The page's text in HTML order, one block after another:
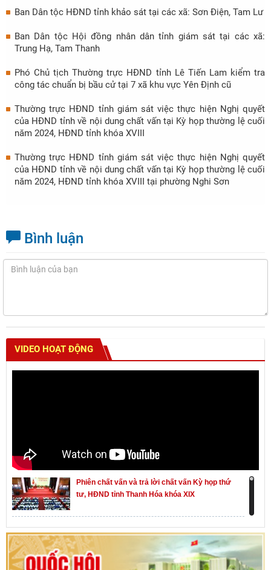
Ban Dân tộc HĐND tỉnh khảo sát tại các xã: Sơn Điện, Tam Lư
Ban Dân tộc Hội đồng nhân dân tỉnh giám sát tại các xã:
Trung Hạ, Tam Thanh
Phó Chủ tịch Thường trực HĐND tỉnh Lê Tiến Lam kiểm tra
công tác chuẩn bị bầu cử tại 7 xã khu vực Yên Định cũ
Thường trực HĐND tỉnh giám sát việc thực hiện Nghị quyết
của HĐND tỉnh về nội dung chất vấn tại Kỳ họp thường lệ cuối
năm 2024, HĐND tỉnh khóa XVIII
Thường trực HĐND tỉnh giám sát việc thực hiện Nghị quyết
của HĐND tỉnh về nội dung chất vấn tại Kỳ họp thường lệ cuối
năm 2024, HĐND tỉnh khóa XVIII tại phường Nghi Sơn
Bình luận
VIDEO HOẠT ĐỘNG
Phiên chất vấn và trả lời chất vấn Kỳ họp thứ
tư, HĐND tỉnh Thanh Hóa khóa XIX
Khai mạc kỳ họp thứ Nhất, Quốc hội khóa XVI